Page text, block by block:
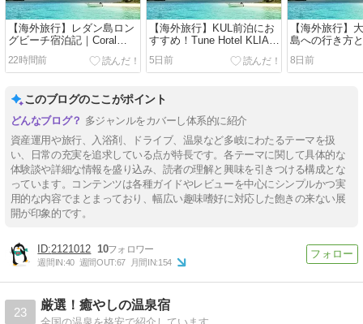
【海外旅行】レダン島ロン
グビーチ宿泊記｜Coral
Redangと個人手配アクセス
(2日目)
22時間前
【海外旅行】KUL前泊にお
すすめ！Tune Hotel KLIA2
宿泊記｜レダン島旅行1日
目
5日前
【海外旅行】
島への行き方
ルコース｜マ
行・事前準備編
8日前
このブログのここがポイント
多ジャンルをカバーし体系的に紹介
資産運用や旅行、入浴剤、ドライブ、温泉など多岐にわたるテーマを扱
い、日常の充実を追求している点が特長です。各テーマに関して具体的な
体験談や詳細な情報を盛り込み、読者の理解と興味を引きつける構成とな
っています。コンテンツは各種ガイドやレビューを中心にシンプルかつ実
用的な内容でまとまっており、幅広い趣味嗜好に対応した飽きの来ない展
開が印象的です。
2121012 10
週間IN:40 週間OUT:67 月間IN:154
23
厳選！癒やしの温泉宿